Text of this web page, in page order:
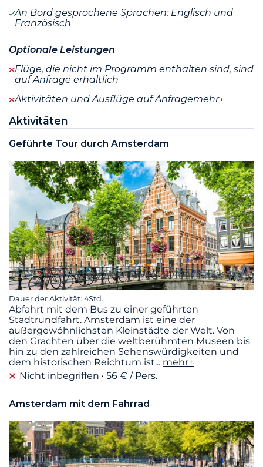
An Bord gesprochene Sprachen: Englisch und
Französisch
Optionale Leistungen
Flüge, die nicht im Programm enthalten sind, sind
auf Anfrage erhältlich
Aktivitäten und Ausflüge auf Anfragemehr+
Aktivitäten
Geführte Tour durch Amsterdam
Dauer der Aktivität: 4Std.
Abfahrt mit dem Bus zu einer geführten
Stadtrundfahrt. Amsterdam ist eine der
außergewöhnlichsten Kleinstädte der Welt. Von
den Grachten über die weltberühmten Museen bis
hin zu den zahlreichen Sehenswürdigkeiten und
dem historischen Reichtum ist... mehr+
Nicht inbegriffen
56 € / Pers.
Amsterdam mit dem Fahrrad